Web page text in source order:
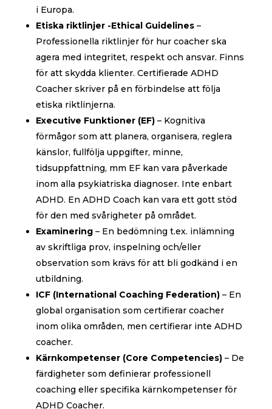
i Europa.
Etiska riktlinjer -Ethical Guidelines –
Professionella riktlinjer för hur coacher ska
agera med integritet, respekt och ansvar. Finns
för att skydda klienter. Certifierade ADHD
Coacher skriver på en förbindelse att följa
etiska riktlinjerna.
Executive Funktioner (EF)– Kognitiva
förmågor som att planera, organisera, reglera
känslor, fullfölja uppgifter, minne,
tidsuppfattning, mm EF kan vara påverkade
inom alla psykiatriska diagnoser. Inte enbart
ADHD. En ADHD Coach kan vara ett gott stöd
för den med svårigheter på området.
Examinering– En bedömning t.ex. inlämning
av skriftliga prov, inspelning och/eller
observation som krävs för att bli godkänd i en
utbildning.
ICF (International Coaching Federation)– En
global organisation som certifierar coacher
inom olika områden, men certifierar inte ADHD
coacher.
Kärnkompetenser (Core Competencies)– De
färdigheter som definierar professionell
coaching eller specifika kärnkompetenser för
ADHD Coacher.